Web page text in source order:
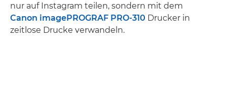
nur auf Instagram teilen, sondern mit dem
Canon imagePROGRAF PRO-310 Drucker in
zeitlose Drucke verwandeln.